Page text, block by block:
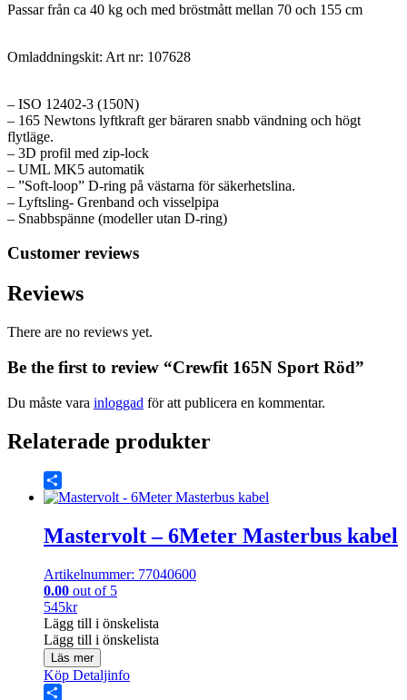
Passar från ca 40 kg och med bröstmått mellan 70 och 155 cm
Omladdningskit: Art nr: 107628
– ISO 12402-3 (150N)
– 165 Newtons lyftkraft ger bäraren snabb vändning och högt
flytläge.
– 3D profil med zip-lock
– UML MK5 automatik
– ”Soft-loop” D-ring på västarna för säkerhetslina.
– Lyftsling- Grenband och visselpipa
– Snabbspänne (modeller utan D-ring)
Customer reviews
Reviews
There are no reviews yet.
Be the first to review “Crewfit 165N Sport Röd”
Du måste vara inloggad för att publicera en kommentar.
Relaterade produkter
Share
Mastervolt – 6Meter Masterbus kabel
Artikelnummer: 77040600
0.00 out of 5
545kr
Lägg till i önskelista
Lägg till i önskelista
Läs mer
Köp Detaljinfo